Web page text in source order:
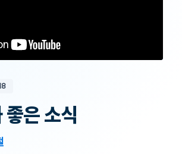
좋은 소식